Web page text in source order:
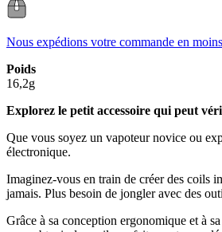
Nous expédions votre commande en
Poids
16,2g
Explorez le petit accessoire qui peut
Que vous soyez un vapoteur novice ou
électronique.
Imaginez-vous en train de créer des coils
jamais. Plus besoin de jongler avec des
Grâce à sa conception ergonomique et à